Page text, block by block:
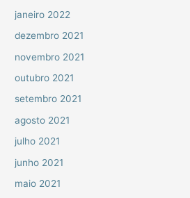
janeiro 2022
dezembro 2021
novembro 2021
outubro 2021
setembro 2021
agosto 2021
julho 2021
junho 2021
maio 2021